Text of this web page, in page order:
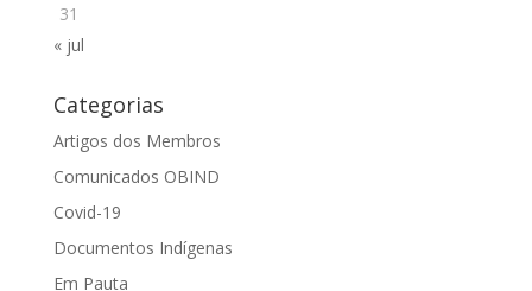
31
« jul
Categorias
Artigos dos Membros
Comunicados OBIND
Covid-19
Documentos Indígenas
Em Pauta